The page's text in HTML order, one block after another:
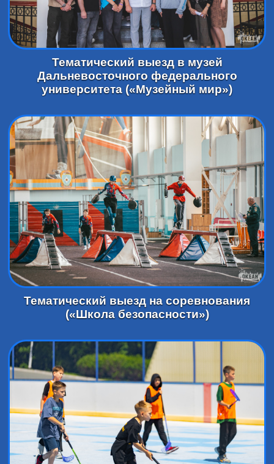
Тематический выезд в музей
Дальневосточного федерального
университета («Музейный мир»)
Тематический выезд на соревнования
(«Школа безопасности»)